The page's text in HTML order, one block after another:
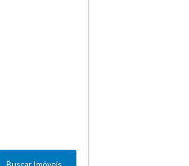
Buscar Imóveis